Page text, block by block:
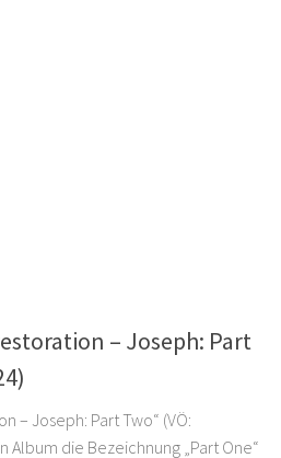
– Joseph: Part
– Joseph: Part Two“ (VÖ:
Album die Bezeichnung „Part One“